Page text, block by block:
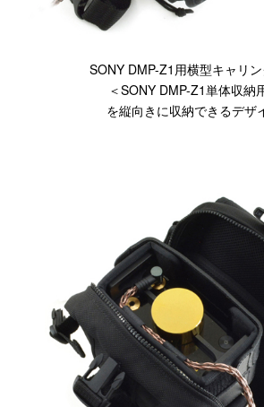
SONY DMP-Z1用横型キャリ
＜SONY DMP-Z1単体収納
を縦向きに収納できるデザ